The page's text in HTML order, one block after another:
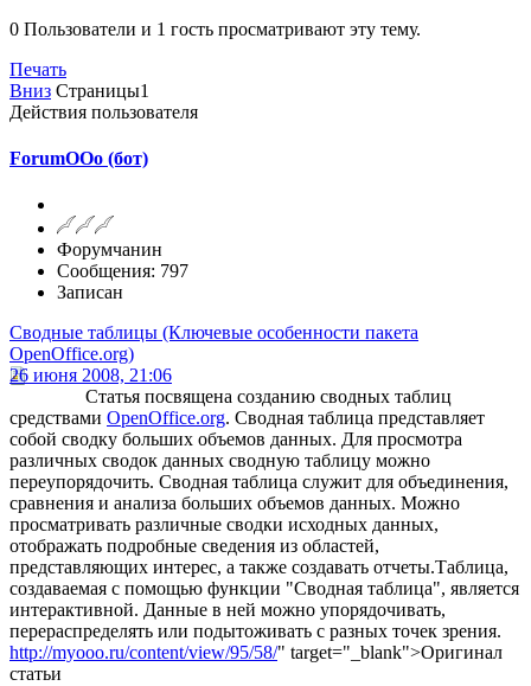
0 Пользователи и 1 гость просматривают эту тему.
Печать
Вниз Страницы1
Действия пользователя
ForumOOo (бот)
Форумчанин
Сообщения: 797
Записан
Сводные таблицы (Ключевые особенности пакета
OpenOffice.org)
26 июня 2008, 21:06
Статья посвящена созданию сводных таблиц
средствами OpenOffice.org. Сводная таблица представляет
собой сводку больших объемов данных. Для просмотра
различных сводок данных сводную таблицу можно
переупорядочить. Сводная таблица служит для объединения,
сравнения и анализа больших объемов данных. Можно
просматривать различные сводки исходных данных,
отображать подробные сведения из областей,
представляющих интерес, а также создавать отчеты.Таблица,
создаваемая с помощью функции "Сводная таблица", является
интерактивной. Данные в ней можно упорядочивать,
перераспределять или подытоживать с разных точек зрения.
http://myooo.ru/content/view/95/58/" target="_blank">Оригинал
статьи